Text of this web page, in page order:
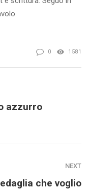
0 1581
azzurro
NEXT
che voglio